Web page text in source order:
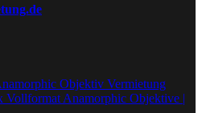
Anamorphic Objektive |